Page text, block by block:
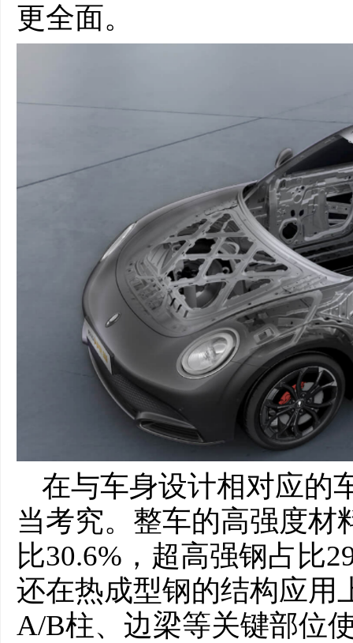
更全面。
在与车身设计相对应的
当考究。整车的高强度材
比30.6%，超高强钢占比
还在热成型钢的结构应用
A/B柱、边梁等关键部位